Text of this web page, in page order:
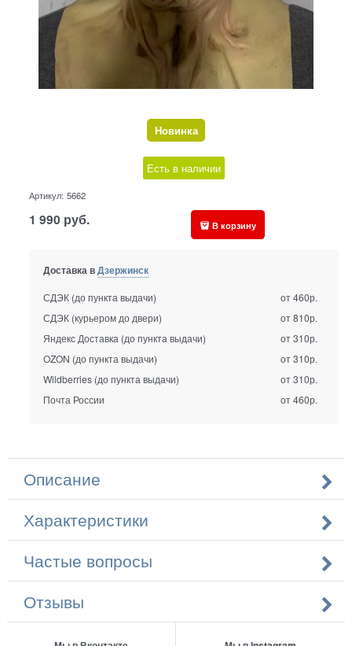
Новинка
Есть в наличии
Артикул: 5662
1 990 руб. В корзину
Доставка вДзержинск
СДЭК (до пункта выдачи)
от 460р.
СДЭК (курьером до двери)
от 810р.
Яндекс Доставка (до пункта выдачи)
от 310р.
OZON (до пункта выдачи)
от 310р.
Wildberries (до пункта выдачи)
от 310р.
Почта России
от 460р.
Описание
Характеристики
Частые вопросы
Отзывы